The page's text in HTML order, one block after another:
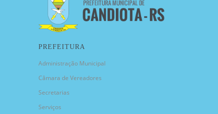
PREFEITURA
Administração Municipal
Câmara de Vereadores
Secretarias
Serviços